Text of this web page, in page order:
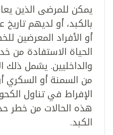
يمكن للمرضى الذين
بالكبد، أو لديهم
أو الأفراد المعرضين
الحياة الاستفادة من
والداخليين. يشمل ذلك
من السمنة أو السكري
الإفراط في تناول
هذه الحالات من خطر
الكبد.